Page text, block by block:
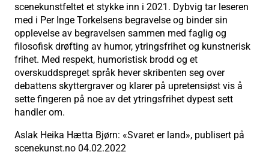
scenekunstfeltet et stykke inn i 2021. Dybvig tar leseren
med i Per Inge Torkelsens begravelse og binder sin
opplevelse av begravelsen sammen med faglig og
filosofisk drøfting av humor, ytringsfrihet og kunstnerisk
frihet. Med respekt, humoristisk brodd og et
overskuddspreget språk hever skribenten seg over
debattens skyttergraver og klarer på upretensiøst vis å
sette fingeren på noe av det ytringsfrihet dypest sett
handler om.
Aslak Heika Hætta Bjørn: «Svaret er land», publisert på
scenekunst.no 04.02.2022